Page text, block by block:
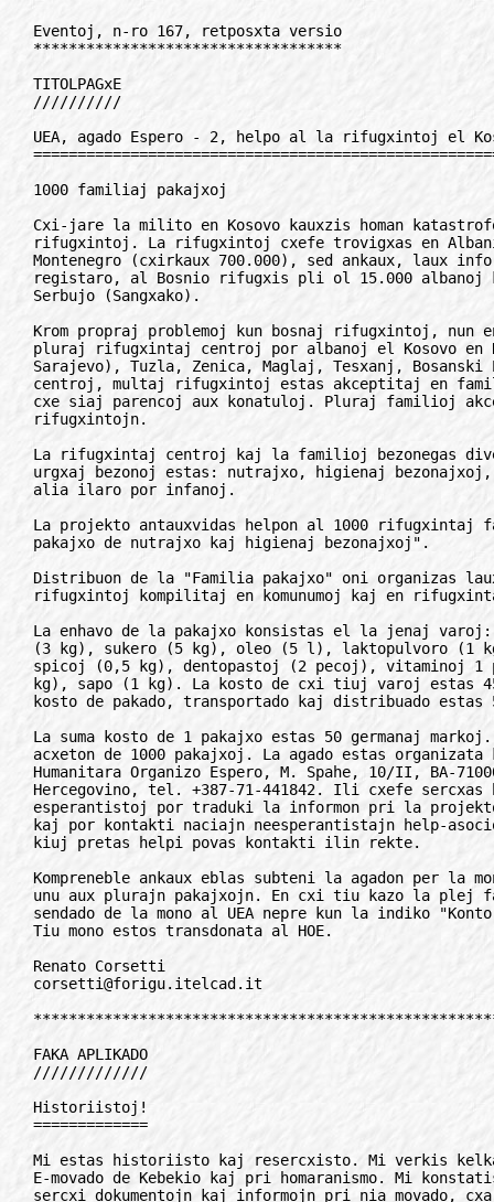
Eventoj, n-ro 167, retposxta versio
***********************************

TITOLPAGxE
//////////

UEA, agado Espero - 2, helpo al la rifugxintoj el Kosovo
========================================================

1000 familiaj pakajxoj

Cxi-jare la milito en Kosovo kauxzis homan katastrofon kun centmiloj da
rifugxintoj. La rifugxintoj cxefe trovigxas en Albanio, Makedonio kaj
Montenegro (cxirkaux 700.000), sed ankaux, laux informoj de bosnia
registaro, al Bosnio rifugxis pli ol 15.000 albanoj kaj 15.000 bosnoj el
Serbujo (Sangxako).

Krom propraj problemoj kun bosnaj rifugxintoj, nun en Bosnio establigxis
pluraj rifugxintaj centroj por albanoj el Kosovo en Rakovica (apud
Sarajevo), Tuzla, Zenica, Maglaj, Tesxanj, Bosanski Petrova. Krom la
centroj, multaj rifugxintoj estas akceptitaj en familioj en bosnaj urboj,
cxe siaj parencoj aux konatuloj. Pluraj familioj akceptis inter 4 kaj 10
rifugxintojn.

La rifugxintaj centroj kaj la familioj bezonegas diversan helpon. La plej
urgxaj bezonoj estas: nutrajxo, higienaj bezonajxoj, vestajxoj, sxuoj kaj
alia ilaro por infanoj.

La projekto antauxvidas helpon al 1000 rifugxintaj familioj per "Familia
pakajxo de nutrajxo kaj higienaj bezonajxoj".

Distribuon de la "Familia pakajxo" oni organizas laux listoj de
rifugxintoj kompilitaj en komunumoj kaj en rifugxintaj centroj.

La enhavo de la pakajxo konsistas el la jenaj varoj: faruno (5 kg), rizo
(3 kg), sukero (5 kg), oleo (5 l), laktopulvoro (1 kg), salo (1 kg),
spicoj (0,5 kg), dentopastoj (2 pecoj), vitaminoj 1 pako), lavpulvoro (3
kg), sapo (1 kg). La kosto de cxi tiuj varoj estas 45 germanaj markoj. La
kosto de pakado, transportado kaj distribuado estas 5 germanaj markoj.

La suma kosto de 1 pakajxo estas 50 germanaj markoj. La projekto planas
acxeton de 1000 pakajxoj. La agado estas organizata kaj prizorgata de
Humanitara Organizo Espero, M. Spahe, 10/II, BA-71000 Sarajevo, Bosnio kaj
Hercegovino, tel. +387-71-441842. Ili cxefe sercxas helpon de
esperantistoj por traduki la informon pri la projekto al sia nacia lingvo
kaj por kontakti naciajn neesperantistajn help-asocioj. Esperantistoj,
kiuj pretas helpi povas kontakti ilin rekte.

Kompreneble ankaux eblas subteni la agadon per la mono necesa por acxeti
unu aux plurajn pakajxojn. En cxi tiu kazo la plej facila vojo estas la
sendado de la mono al UEA nepre kun la indiko "Konto Espero - Agado 2-a".
Tiu mono estos transdonata al HOE.

Renato Corsetti
corsetti@forigu.itelcad.it

**************************************************************************

FAKA APLIKADO
/////////////

Historiistoj!
=============

Mi estas historiisto kaj resercxisto. Mi verkis kelkajn artikolojn pri la
E-movado de Kebekio kaj pri homaranismo. Mi konstatis, ke estas malfacile
sercxi dokumentojn kaj informojn pri nia movado, cxar ni ne havas
centralizitajn arkivojn nek reton de sercxiloj.

Mi estas konvikita, ke multaj esperantistoj-historiistoj alfrontas
tutmonde tiun cxi problemon. Do mi proponas al cxiuj esperantistaj
historiistoj (amatoraj kaj profesiaj) fondi fakan societon aux reton, kion
ni povus nomi "Internacia Reto de E-istaj Historiistoj". Tiu reto utilos
al intersxangxoj de informoj kaj dokumentoj, cxefe pri la historio de nia
movado (landa kaj internacia) kaj pri aliaj fakaj historioj. Krome utilus
tiu reto publikigi niajn verkojn, artikolojn, ktp.

Bonvolu skribi al:
Michel Clement Ph.D.
Rete: clementm@forigu.altavista.net
6348 rue Chambord, Montreal, Quebec, H2G 3B7, Kanadio

Rim: Post la apero de tiu komuniko en la novajxservo "ret-info" la
iniciatinto ricevis pli ol 60 mesagxojn... - ndlr

**************************************************************************

Filio de AIS en Meksikio
========================

La meksikia filio de la Internacia Akademio de la Sciencoj, AIS estis
registrita kiel civila societo en Meksikio la 2-an de februaro en 1999.

La fondinto kaj prezidanto inter marto kaj junio persone vizitis multajn
universitatojn en Meksikio por konigi kaj akceptigi la nacian estraron de
la filio.

La unua kongreso de la AIS-filio okazos inter 21-23 de aprilo en 2000.

D-ro Ruben Feldman-Gonzalez
103163.3356@forigu.compuserve.com

**************************************************************************

Komputila tradukilo: TOLKEN
===========================

Antaux kelkaj jaroj mi provis tradukprogramojn Trans__es kaj Trans__se,
kiuj estis partoj de traduksistemo kie Esperanto rolis kiel pontlingvo.
T.e. la programoj laboris per vortaroj el la tipo cellingvo-Esperanto -
Esperanto-cellingvo.

Cxe la tradukado okazis tre detala analizo de la frazo. Interalie la rekta
objekto estis identigata.

La programo estis ekipita per tre subtilaj vortaroj per kiuj estis eble
auxtomate krei diversajn verbformojn kaj en la pontlingvo kaj en la
cellingvo.

La cellingvoj aux se oni volas nomi ilin tiel, la naciaj lingvoj, varias
suficxe multe kiam temas pri gramatiko. Pro tio ordinaraj lauxvortaj
tradukoj estis ofte suficxe nekorektaj (kelkfoje tre amuzigaj). Tamen oni
povas havi multe da utilo de fleksebla vortarprogramo por tradukado. Tiaj
programoj povas doni proponon pri traduko de unuopa vorto, frazo aux
frasparto.

Unu el tiuj programoj estas TOLKEN (interpretisto), programo farita de
Hagsten & CO en Svedio.

La programo estas provtauxga (t.n. shareware) programo. Tio signifas ke
oni ricevas principe tute funkciantan provekzempleron de la programo, kiun
oni poste povas elprovi kaj taksi. Se oni volas membrigi la programon en
sia programaro oni pagas t.n. licenson - nun 100 SEK - al la kreinto, kiu
tiam sendas informajxojn, kiel oni sxangxas la programon al registrita
versio.

Dum instalado eblas elekti inter la angla kaj la sveda por menuoj kaj
helptekstoj. Pro tio la programo estas suficxe uzebla internacie.

Tiuj, kiuj volas esplori la programon TOLKEN povas elsxuti kopion cxe la
adreso:

http://www.algonet.se/hxagsten

Post la elsxuto estus bona ideo sendi mallongan mesagxon al la kreinto, en
Esperanto, por ke li estu konscia, ke trovigxas esperantistoj, kiuj
bezonas lian programon, kaj ke estas bezono ekipi la programon per
auxtomata traduko de supersignitaj literoj al x-kombinoj por la vortaroj
kaj inverse, kiam vorto el la vortaro estas prezentata ekrane.

Karl-Gustaf Gustafsson

ASPV 1A Skovde, S-54141, Svedio

Nur en la reta versio:

La programo estas jam cxe la instalado ekipita per certa nombro da
vortaroj, pli malpli ampleksaj. La angla vortaro estas la plej ampleksa.
Kompreneble neniu vortaro por Esperanto trovigxis.

Tamen mi ricevis de la kreinto detalan klarigon, kiel mi povas krei
proprajn vortarojn helpe de la programo.

La programo kreas du tipojn de vortaroj. Unu vortaro kun unuopaj vortoj,
kaj unu frazvortaro kie oni metas vortokombinojn, ekzemple: "La sofo", "la
viro", aux specialaj esprimoj el la tipo "gardilo fandigxis" "det gick en
propp". (La svedlinga esprimo diras ke "gxi iris unu sxtopilo" se oni
tradukas la esprimon lauxvorte.)La tradukrezulto multe dependas de tio,
kiel oni organizas siajn vortarojn. Se oni malkovrus, ke vorto en la
lauxvorta vortaro gxenas la tradukadon, estas facile elimini tiun vorton
se oni tradukas parton de la frazo, kie la gxenanta vorto trovigxas. Cxar
la programo unue identigas la frazpartojn kaj poste unuopajn vortojn la
gxenanta vorto estas eliminata. Kompreneble estas tute eble forpreni la
gxenantajn vortojn el la lauxvorta vortaro, sed tio ne estas konsilinda,
cxar en alia teksto gxi eble devas esti tradukita memstare.

El tio estas klare ke oni vere bezonas ampleksajn vortarojn por ke la
tradukrezulto ne estu tro ridinda.

Ankaux la lingva nivelo de la teksto influas la tradukrezulton. Tekstoj
kreitaj de s-ro Simono Pejno, Claude Piron kaj aliaj eminentuloj en
Esperantujo tre versxajne postulas ege grandajn vortarojn pro redoni ilian
elokventecon.

Kiam mi provtradukis svedajn tekstojn al Esperanto mi observis, ke la
kvalito ankaux dependas de la elektitaj vortoj.

Tiu kiu ne emas krei la Esperantan-svedan vortaron por la programo TOLKEN
povas ricevi kopion de mia vortareto, kiu cxi-momente ampleksas proksimume
7000 vortojn kaj proksimume 700 frazpartojn.

La Esperanta-sveda vortaro ankaux povas esti bazo por kreado de vortaroj
Esperanto-cellingvo, se oni anstatauxas la svedan tradukon al traduko en
sia propra nacia lingvo.

Karl-Gustaf Gustafsson
ASPV 1A Skovde, S-54141, Svedio

**************************************************************************

ARANGxOJ
////////

Verda Respubliko!
=================

Inter 04-14. de julio en Tihvin (apud Peterburgo) okazos la plej granda
kaj certe la plej fama rusia E-renkontigxo: OkSEJT (okcidenta SEJT =
somera E-junulara tendaro), al kiu jam aligxis cx. 160 130 personoj!

Tre versxajne la tendaro farigxos la plej amasa en la postsovetia periodo
de Rusio, kaj eble ankaux la plej internacia - ja aligxis francoj, finnoj,
nederlandanoj kaj multaj aliaj.

En la 10-taga Verda Respubliko de Esperanto okazos tradicie interesaj
programeroj, krome somera universitato, lingvaj ludoj, konferencoj de
Rusia E-Unio kaj de la junulara E-organizo SEJM, psikotrejnadoj kaj
kantoj, kantoj, kantoj...

Al SEJT venos bicikla karavano de BEMI (Biciklista Esperantista Movado
Internacia), antaux la tendaro okazos la speciala arangxo "Blankaj
Noktoj".

Tute klare ne malricxos la kultura programo de la tendaro: vi povos
renkonti novajn kaj malnovajn talentojn. Entute la programo antauxvidas
plurajn horcentojn da diversdirektaj kaj diversnivelaj kontribuoj. Denove
atentu kaj estu pretaj - kiel cxiam cxio okazos en Esperanto!

Pliaj detaloj:
a/k 2. Tihvin-6, RU-187500 Rusio
Rete: ananjin@forigu.esperanto.nu

Rim: Por OkSEJT aperis la versxajne gxis nun plej bela kaj profesia
aligxilo en la E-historio. Profesie projektita kaj el merkatika kaj el
grafika vidpunktoj, 4-kolora, eleganta. Sed okazis, ke la stoko, sendita
al IS por varbi eksterlandanojn tamen ne atingis la celon, cxar la knabino
kiu portis la stokon al Germanio, dumvoje estas plene prisxtelita...
Bedauxrinde.

***************************